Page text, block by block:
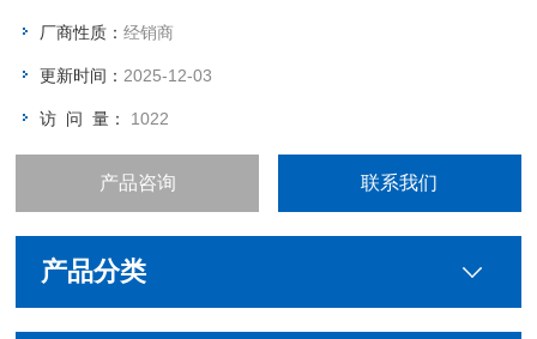
厂商性质：经销商
更新时间： 2025-12-03
访 问 量： 1022
产品咨询 联系我们
产品分类